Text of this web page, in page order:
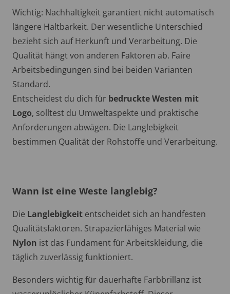
Wichtig: Nachhaltigkeit garantiert nicht automatisch
längere Haltbarkeit. Der wesentliche Unterschied
bezieht sich auf Herkunft und Verarbeitung. Die
Qualität hängt von anderen Faktoren ab. Faire
Arbeitsbedingungen sind bei beiden Varianten
Standard.
Entscheidest du dich für bedruckte Westen mit
Logo, solltest du Umweltaspekte und praktische
Anforderungen abwägen. Die Langlebigkeit
bestimmen Qualität der Rohstoffe und Verarbeitung.
Wann ist eine Weste langlebig?
Die Langlebigkeit entscheidet sich an handfesten
Qualitätsfaktoren. Strapazierfähiges Material wie
Nylon ist das Fundament für Arbeitskleidung, die
täglich zuverlässig funktioniert.
Besonders wichtig für dauerhafte Farbbrillanz ist